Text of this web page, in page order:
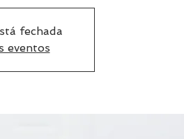
fechada
eventos